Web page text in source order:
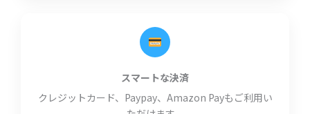
スマートな決済
クレジットカード、Paypay、Amazon Payもご利用い